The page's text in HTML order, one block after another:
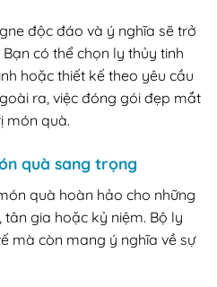
độc đáo và ý nghĩa sẽ trở
có thể chọn ly thủy tinh
hoặc thiết kế theo yêu cầu
ra, việc đóng gói đẹp mắt
món quà.
quà sang trọng
quà hoàn hảo cho những
gia hoặc kỷ niệm. Bộ ly
mà còn mang ý nghĩa về sự